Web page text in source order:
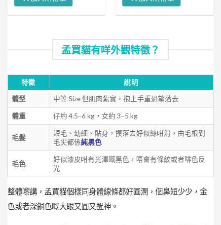
孟買貓有咩外觀特徵？
特徵
說明
體型
中等 Size 但肌肉紮實，抱上手重過望落去
體重 仔約 4.5–6 kg，女約 3–5 kg
毛髮
短毛、幼細、貼身，摸落去好似絲咁滑，由毛根到
毛尖都係純黑色
毛色
好似漆皮咁有光澤嘅黑色，唔會有條紋或者啡色反
光
整體嚟講，孟買貓個樣同身體線條都好圓潤，個鼻短少少，金
色或者深銅色嘅大眼又圓又醒神。